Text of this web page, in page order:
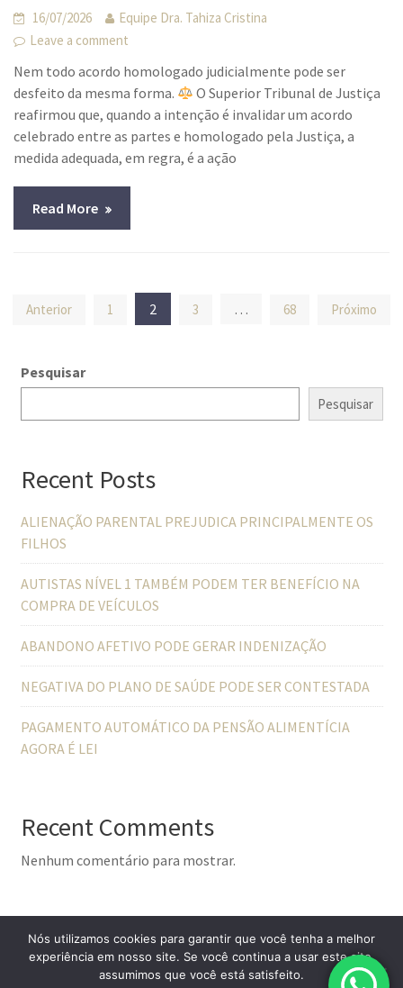
16/07/2026
Equipe Dra. Tahiza Cristina
Leave a comment
Nem todo acordo homologado judicialmente pode ser
desfeito da mesma forma.
O Superior Tribunal de Justiça
reafirmou que, quando a intenção é invalidar um acordo
celebrado entre as partes e homologado pela Justiça, a
medida adequada, em regra, é a ação
Read More
Navegação
posts
Anterior 1 2 3 … 68 Próximo
Pesquisar
Pesquisar
Recent Posts
ALIENAÇÃO PARENTAL PREJUDICA PRINCIPALMENTE OS
FILHOS
AUTISTAS NÍVEL 1 TAMBÉM PODEM TER BENEFÍCIO NA
COMPRA DE VEÍCULOS
ABANDONO AFETIVO PODE GERAR INDENIZAÇÃO
NEGATIVA DO PLANO DE SAÚDE PODE SER CONTESTADA
PAGAMENTO AUTOMÁTICO DA PENSÃO ALIMENTÍCIA
AGORA É LEI
Recent Comments
Nenhum comentário para mostrar.
Nós utilizamos cookies para garantir que você tenha a melhor
experiência em nosso site. Se você continua a usar este site,
assumimos que você está satisfeito.